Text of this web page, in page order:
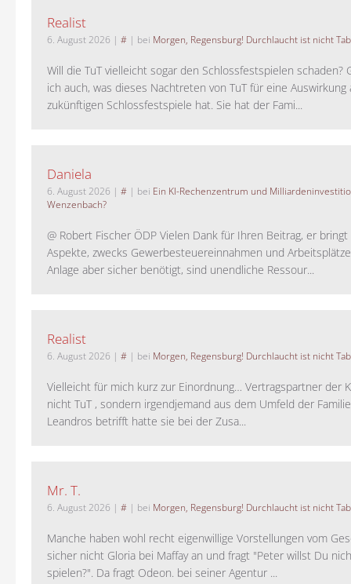
Realist
6. August 2026 | # | bei Morgen, Regensburg! Durchlaucht ist nicht
Will die TuT vielleicht sogar den Schlossfestspielen schaden?
ich auch, was dieses Nachtreten von TuT für eine Auswirkung
zukünftigen Schlossfestspiele hat. Sie hat der Fami...
Daniela
6. August 2026 | # | bei Ein KI-Rechenzentrum und
Wenzenbach?
@ Robert Fischer ÖDP Vielen Dank für Ihren Beitrag, er
Aspekte, zwecks Gewerbesteuereinnahmen und
Anlage aber sicher benötigt, sind unendliche Ressour...
Realist
6. August 2026 | # | bei Morgen, Regensburg! Durchlaucht ist nicht
Vielleicht für mich kurz zur Einordnung… Vertragspartner der
nicht TuT , sondern irgendjemand aus dem Umfeld der
Leandros betrifft hatte sie bei der Zusa...
Mr. T.
6. August 2026 | # | bei Morgen, Regensburg! Durchlaucht ist nicht
Manche haben wohl recht eigenwillige Vorstellungen vom
sicher nicht Gloria bei Maffay an und fragt "Peter willst Du
spielen?". Da fragt Odeon. bei seiner Agentur ...